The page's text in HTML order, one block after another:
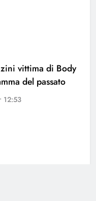
vittima di Body
del passato
12:53